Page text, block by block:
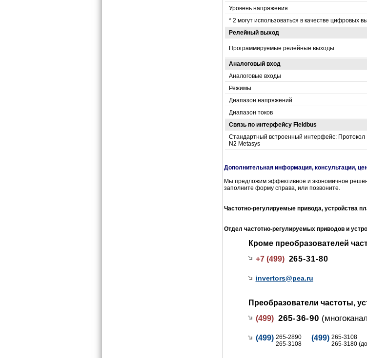
Уровень напряжения
* 2 могут использоваться в качестве цифровых
Релейный выход
Программируемые релейные выходы
Аналоговый вход
Аналоговые входы
Режимы
Диапазон напряжений
Диапазон токов
Связь по интерфейсу Fieldbus
Стандартный встроенный интерфейс: Протокол
N2 Metasys
Дополнительная информация, консультации,
Мы предложим эффективное и экономичное
заполните форму справа, или позвоните.
Частотно-регулируемые привода, устройства
Отдел частотно-регулируемых приводов и
Кроме преобразователей
+7 (499) 265-31-80
invertors@pea.ru
Преобразователи частоты,
(499) 265-36-90
(499) 265-2890
265-3108
(499) 265-3108
265-3180